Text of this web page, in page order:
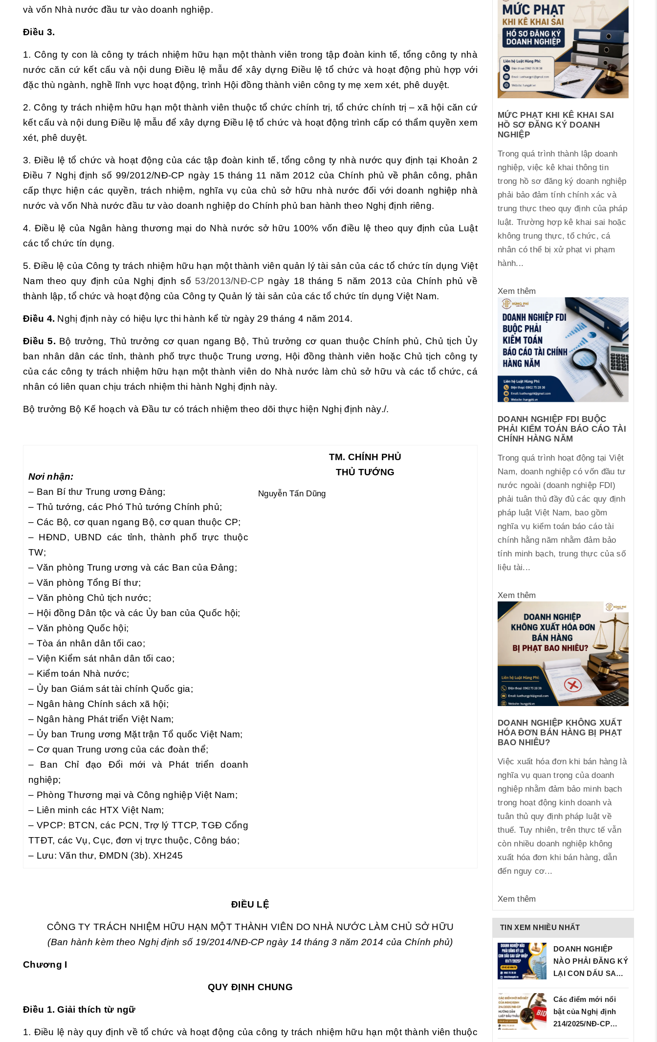
và vốn Nhà nước đầu tư vào doanh nghiệp.
Điều 3.
1. Công ty con là công ty trách nhiệm hữu hạn một thành viên trong tập đoàn kinh tế, tổng công ty nhà
nước căn cứ kết cấu và nội dung Điều lệ mẫu để xây dựng Điều lệ tổ chức và hoạt động phù hợp với
đặc thù ngành, nghề lĩnh vực hoạt động, trình Hội đồng thành viên công ty mẹ xem xét, phê duyệt.
2. Công ty trách nhiệm hữu hạn một thành viên thuộc tổ chức chính trị, tổ chức chính trị – xã hội căn cứ
kết cấu và nội dung Điều lệ mẫu để xây dựng Điều lệ tổ chức và hoạt động trình cấp có thẩm quyền xem
xét, phê duyệt.
3. Điều lệ tổ chức và hoạt động của các tập đoàn kinh tế, tổng công ty nhà nước quy định tại Khoản 2
Điều 7 Nghị định số 99/2012/NĐ-CP ngày 15 tháng 11 năm 2012 của Chính phủ về phân công, phân
cấp thực hiện các quyền, trách nhiệm, nghĩa vụ của chủ sở hữu nhà nước đối với doanh nghiệp nhà
nước và vốn Nhà nước đầu tư vào doanh nghiệp do Chính phủ ban hành theo Nghị định riêng.
4. Điều lệ của Ngân hàng thương mại do Nhà nước sở hữu 100% vốn điều lệ theo quy định của Luật
các tổ chức tín dụng.
5. Điều lệ của Công ty trách nhiệm hữu hạn một thành viên quản lý tài sản của các tổ chức tín dụng Việt
Nam theo quy định của Nghị định số 53/2013/NĐ-CP ngày 18 tháng 5 năm 2013 của Chính phủ về
thành lập, tổ chức và hoạt động của Công ty Quản lý tài sản của các tổ chức tín dụng Việt Nam.
Điều 4. Nghị định này có hiệu lực thi hành kể từ ngày 29 tháng 4 năm 2014.
Điều 5. Bộ trưởng, Thủ trưởng cơ quan ngang Bộ, Thủ trưởng cơ quan thuộc Chính phủ, Chủ tịch Ủy
ban nhân dân các tỉnh, thành phố trực thuộc Trung ương, Hội đồng thành viên hoặc Chủ tịch công ty
của các công ty trách nhiệm hữu hạn một thành viên do Nhà nước làm chủ sở hữu và các tổ chức, cá
nhân có liên quan chịu trách nhiệm thi hành Nghị định này.
Bộ trưởng Bộ Kế hoạch và Đầu tư có trách nhiệm theo dõi thực hiện Nghị định này./.
Nơi nhận:
– Ban Bí thư Trung ương Đảng;
– Thủ tướng, các Phó Thủ tướng Chính phủ;
– Các Bộ, cơ quan ngang Bộ, cơ quan thuộc CP;
– HĐND, UBND các tỉnh, thành phố trực thuộc
TW;
– Văn phòng Trung ương và các Ban của Đảng;
– Văn phòng Tổng Bí thư;
– Văn phòng Chủ tịch nước;
– Hội đồng Dân tộc và các Ủy ban của Quốc hội;
– Văn phòng Quốc hội;
– Tòa án nhân dân tối cao;
– Viện Kiểm sát nhân dân tối cao;
– Kiểm toán Nhà nước;
– Ủy ban Giám sát tài chính Quốc gia;
– Ngân hàng Chính sách xã hội;
– Ngân hàng Phát triển Việt Nam;
– Ủy ban Trung ương Mặt trận Tổ quốc Việt Nam;
– Cơ quan Trung ương của các đoàn thể;
– Ban Chỉ đạo Đổi mới và Phát triển doanh
nghiệp;
– Phòng Thương mại và Công nghiệp Việt Nam;
– Liên minh các HTX Việt Nam;
– VPCP: BTCN, các PCN, Trợ lý TTCP, TGĐ Cổng
TTĐT, các Vụ, Cục, đơn vị trực thuộc, Công báo;
– Lưu: Văn thư, ĐMDN (3b). XH245
TM. CHÍNH PHỦ
THỦ TƯỚNG
Nguyễn Tấn Dũng
ĐIỀU LỆ
CÔNG TY TRÁCH NHIỆM HỮU HẠN MỘT THÀNH VIÊN DO NHÀ NƯỚC LÀM CHỦ SỞ HỮU
(Ban hành kèm theo Nghị định số 19/2014/NĐ-CP ngày 14 tháng 3 năm 2014 của Chính phủ)
Chương I
QUY ĐỊNH CHUNG
Điều 1. Giải thích từ ngữ
1. Điều lệ này quy định về tổ chức và hoạt động của công ty trách nhiệm hữu hạn một thành viên thuộc
MỨC PHẠT KHI KÊ KHAI SAI
HỒ SƠ ĐĂNG KÝ DOANH
NGHIỆP
Trong quá trình thành lập doanh
nghiệp, việc kê khai thông tin
trong hồ sơ đăng ký doanh nghiệp
phải bảo đảm tính chính xác và
trung thực theo quy định của pháp
luật. Trường hợp kê khai sai hoặc
không trung thực, tổ chức, cá
nhân có thể bị xử phạt vi phạm
hành...
Xem thêm
DOANH NGHIỆP FDI BUỘC
PHẢI KIỂM TOÁN BÁO CÁO TÀI
CHÍNH HÀNG NĂM
Trong quá trình hoạt động tại Việt
Nam, doanh nghiệp có vốn đầu tư
nước ngoài (doanh nghiệp FDI)
phải tuân thủ đầy đủ các quy định
pháp luật Việt Nam, bao gồm
nghĩa vụ kiểm toán báo cáo tài
chính hằng năm nhằm đảm bảo
tính minh bạch, trung thực của số
liệu tài...
Xem thêm
DOANH NGHIỆP KHÔNG XUẤT
HÓA ĐƠN BÁN HÀNG BỊ PHẠT
BAO NHIÊU?
Việc xuất hóa đơn khi bán hàng là
nghĩa vụ quan trọng của doanh
nghiệp nhằm đảm bảo minh bạch
trong hoạt động kinh doanh và
tuân thủ quy định pháp luật về
thuế. Tuy nhiên, trên thực tế vẫn
còn nhiều doanh nghiệp không
xuất hóa đơn khi bán hàng, dẫn
đến nguy cơ...
Xem thêm
TIN XEM NHIỀU NHẤT
DOANH NGHIỆP
NÀO PHẢI ĐĂNG KÝ
LẠI CON DẤU SAU
Các điểm mới nổi
bật của Nghị định
214/2025/NĐ‑CP…